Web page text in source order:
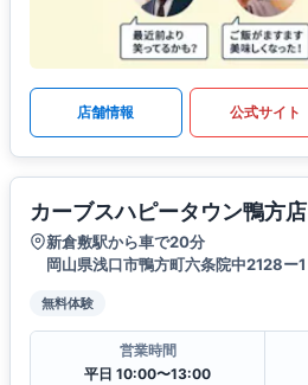
店舗情報 公式サイト
カーブスハピータウン鴨方店
新倉敷駅から車で20分
岡山県浅口市鴨方町六条院中2128ー1
無料体験
営業時間
平日 10:00〜13:00